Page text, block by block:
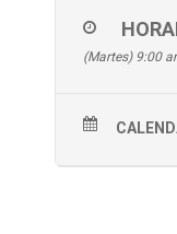
(Martes) 9:00